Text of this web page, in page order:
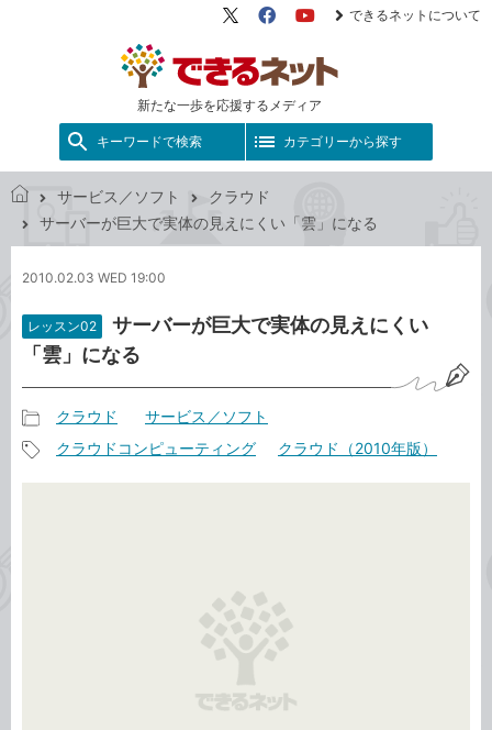
新たな一歩を応援するメディア
X（旧
FacebookYouTube
できるネットについて
キーワードで検索 カテゴリーから探す
で
ネ
ト
サービス／ソフト
クラウド
サーバーが巨大で実体の見えにくい「雲」になる
2010.02.03 WED 19:00
レッスン02
サーバーが巨大で実体の見えにくい
「雲」になる
事
カ
クラウド サービス／ソフト
クラウドコンピューティング クラウド（2010年版）